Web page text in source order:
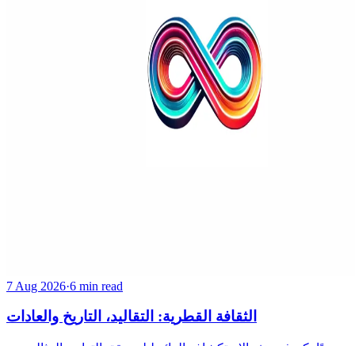
7 Aug 2026·6 min read
الثقافة القطرية: التقاليد، التاريخ والعادات